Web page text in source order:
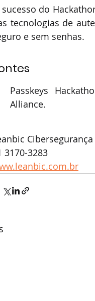
sucesso do
tecnologias de
e sem senhas.
Passkeys
Alliance.
Cibersegurança
3170-3283